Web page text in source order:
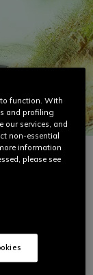
function. With
and profiling
our services, and
non-essential
information
please see